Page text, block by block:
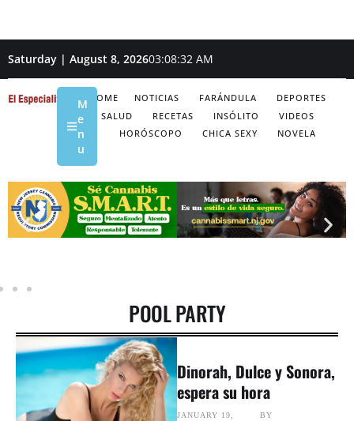
Saturday | August 8, 202603:08:32 AM
HOME NOTICIAS FARÁNDULA
DEPORTES
SALUD
RECETAS INSÓLITO
VIDEOS
HORÓSCOPO
CHICA SEXY NOVELA
M
e
n
u
POOL PARTY
Dinorah, Dulce y Sonora,
espera su hora
JANUARY 19,
BY